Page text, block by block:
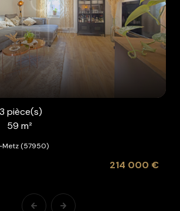
pièce(s)
59 m²
(57950)
214 000 €